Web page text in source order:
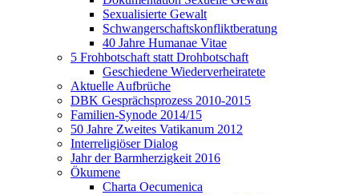
Sexualisierte Gewalt
Schwangerschaftskonfliktberatung
40 Jahre Humanae Vitae
5 Frohbotschaft statt Drohbotschaft
Geschiedene Wiederverheiratete
Aktuelle Aufbrüche
DBK Gesprächsprozess 2010-2015
Familien-Synode 2014/15
50 Jahre Zweites Vatikanum 2012
Interreligiöser Dialog
Jahr der Barmherzigkeit 2016
Ökumene
Charta Oecumenica